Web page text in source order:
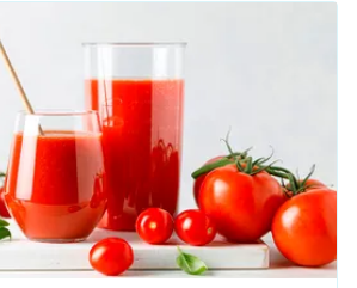
более насыщенным с помощью трав и
прекрасно сочетаются прованские
кориандр, звездчатый анис и т. д.